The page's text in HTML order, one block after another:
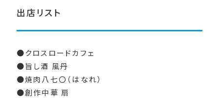
出店リスト
●クロスロードカフェ
●旨し酒 風丹
●焼肉八七〇（はなれ）
●創作中華 扇